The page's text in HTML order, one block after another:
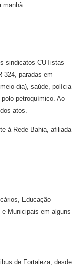
sindicatos CUTistas
324, paradas em
dia), saúde, polícia
petroquímico. Ao
atos.
à Rede Bahia, afiliada
Educação
Municipais em alguns
de Fortaleza, desde